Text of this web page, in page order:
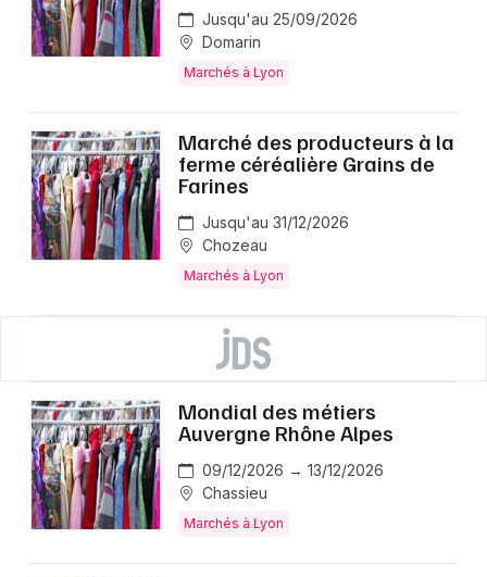
Jusqu'au 25/09/2026
Domarin
Marchés à Lyon
Marché des producteurs à la
ferme céréalière Grains de
Farines
Jusqu'au 31/12/2026
Chozeau
Marchés à Lyon
Mondial des métiers
Auvergne Rhône Alpes
09/12/2026 → 13/12/2026
Chassieu
Marchés à Lyon